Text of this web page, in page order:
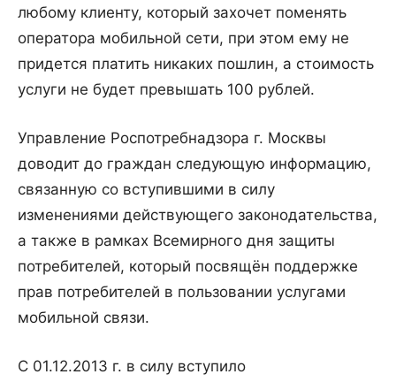
любому клиенту, который захочет поменять
оператора мобильной сети, при этом ему не
придется платить никаких пошлин, а стоимость
услуги не будет превышать 100 рублей.
Управление Роспотребнадзора г. Москвы
доводит до граждан следующую информацию,
связанную со вступившими в силу
изменениями действующего законодательства,
а также в рамках Всемирного дня защиты
потребителей, который посвящён поддержке
прав потребителей в пользовании услугами
мобильной связи.
С 01.12.2013 г. в силу вступило